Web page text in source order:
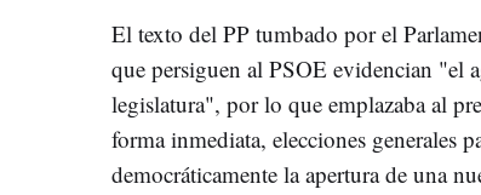
El texto del PP tumbado por el
que persiguen al PSOE evidencian "el
legislatura", por lo que emplazaba al
forma inmediata, elecciones generales
democráticamente la apertura de una